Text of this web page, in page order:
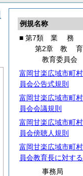
例規名称
■ 第7類 業 務
第2章 教育
教育委員会
富岡甘楽広域市町
員会公告式規則
富岡甘楽広域市町
員会会議規則
富岡甘楽広域市町
員会傍聴人規則
富岡甘楽広域市町
員会教育長に対す
事務局